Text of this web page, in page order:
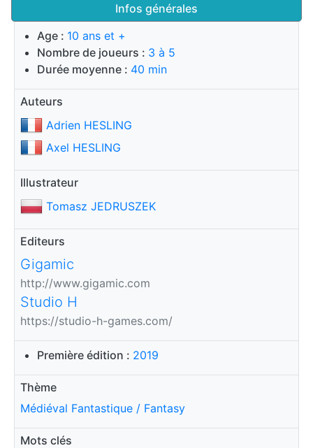
Infos générales
Age : 10 ans et +
Nombre de joueurs : 3 à 5
Durée moyenne : 40 min
Auteurs
Adrien HESLING
Axel HESLING
Illustrateur
Tomasz JEDRUSZEK
Editeurs
Gigamic
http://www.gigamic.com
Studio H
https://studio-h-games.com/
Première édition : 2019
Thème
Médiéval Fantastique / Fantasy
Mots clés